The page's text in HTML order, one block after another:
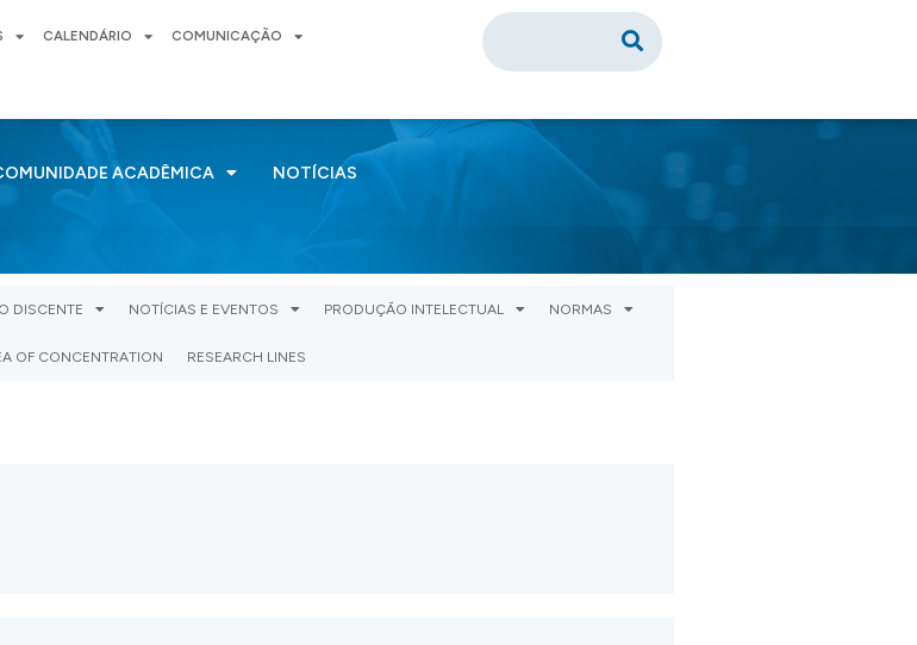
CALENDÁRIO COMUNICAÇÃO
ACADÊMICA NOTÍCIAS
DISCENTE NOTÍCIAS E EVENTOS PRODUÇÃO INTELECTUAL NORMAS
OF CONCENTRATION RESEARCH LINES